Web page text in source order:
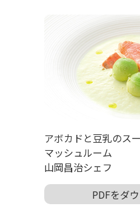
アボカドと豆乳のス
マッシュルーム
山岡昌治シェフ
PDFをダ